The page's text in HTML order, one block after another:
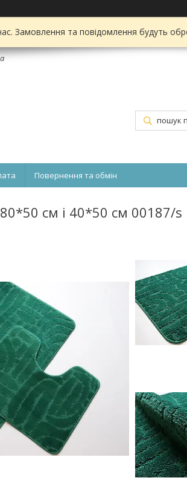
Замовлення та повідомлення будуть
Повернення та обмін
см і 40*50 см 00187/s